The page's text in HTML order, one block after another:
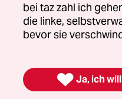
es in Deutschland
2011, der für
Obwohl
bei taz zahl ich
die linke,
bevor sie
 Ja, ich will